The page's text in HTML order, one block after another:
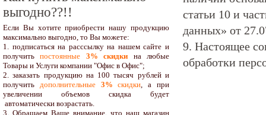
статьи 10 и
данных» от
9. Настоящее
обработки
выгодно??!!
Если Вы хотите приобрести нашу продукцию
максимально выгодно, то Вы можете:
1. подписаться на расссылку на нашем сайте и
получитьпостоянные 3% скидки на любые
Товары и Услуги компании "Офис в Офис";
2. заказать продукцию на 100 тысяч рублей и
получить дополнительные3% скидки, а при
увеличении объемов скидка будет
автоматически возрастать.
3. Обращаем Ваше внимание, что наш магазин